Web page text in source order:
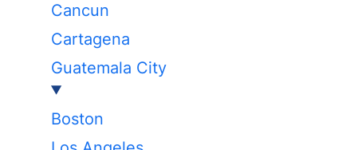
Cancun
Cartagena
Guatemala City
Boston